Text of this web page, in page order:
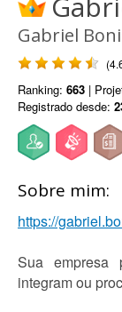
Gabriel
Ranking: 663 |
Registrado desde:
Sobre mim:
https://
Sua empresa
integram ou